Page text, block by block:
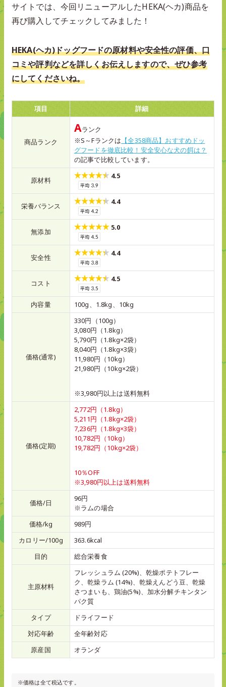
サイトでは、今回リニューアルしたHEKA(ヘカ)商品を
再び購入してチェックしてみました！
HEKA(ヘカ)ドッグフードの原材料や安全性の評価、口
コミや評判などを詳しくお伝えしますので、ぜひ参考
にしてくださいね。
項目 詳細
商品ランク
Aランク
※S～Fランクは 【全358商品】おすすめドッ
グフードを徹底比較！安全安心な犬の餌は？
の記事で比較しています。
原材料 4.5
栄養バランス 4.4
無添加 5.0
安全性 4.4
コスト 4.5
内容量 100g、1.8kg、10kg
価格(通常)
330円（100g）
3,080円（1.8kg）
5,790円（1.8kg×2袋）
8,040円（1.8kg×3袋）
11,980円（10kg）
21,980円（10kg×2袋）
※3,980円以上は送料無料
価格(定期)
2,772円（1.8kg）
5,211円（1.8kg×2袋）
7,236円（1.8kg×3袋）
10,782円（10kg）
19,782円（10kg×2袋）
10％OFF
※3,980円以上は送料無料
価格/日
96円
※ラムの場合
価格/kg
989円
カロリー/100g
363.6kcal
目的
総合栄養食
主原材料
フレッシュラム (20%)、乾燥ポテトフレー
ク、乾燥ラム (14%)、乾燥えんどう豆、乾燥
さつまいも、鶏油(5%)、加水分解チキンタン
パク質
タイプ
ドライフード
対応年齢
全年齢対応
原産国
オランダ
※価格は全て税込です。